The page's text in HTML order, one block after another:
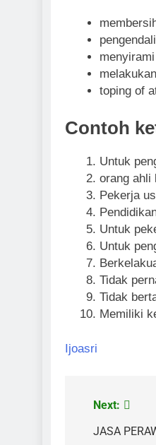
toping of
Contoh
Untuk
orang ahli
Pekerja
Untuk
Untuk
Tidak
Tidak
Memiliki
Ijoasri
Navigasi
pos
Next:
JASA